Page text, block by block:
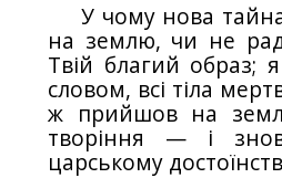
У чому нова
на землю, чи не
Твій благий образ;
словом, всі тіла
ж прийшов на
творіння — і
царському